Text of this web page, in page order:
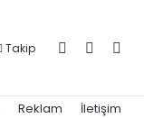
Takip Kayıt Ol
Reklam İletişim